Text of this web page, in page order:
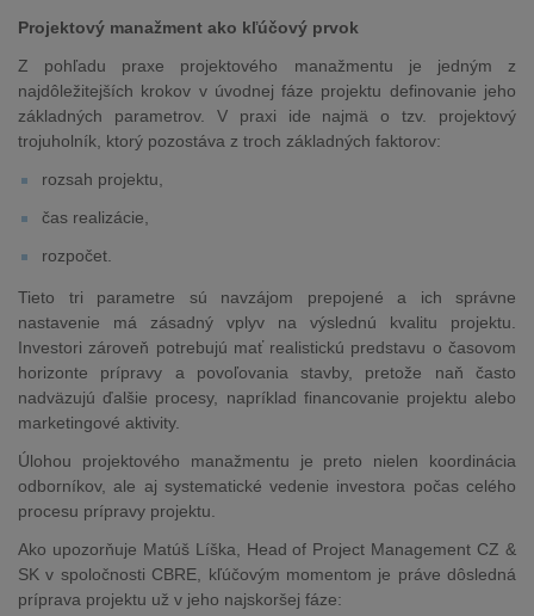
Projektový manažment ako kľúčový prvok
Z pohľadu praxe projektového manažmentu je jedným z
najdôležitejších krokov v úvodnej fáze projektu definovanie jeho
základných parametrov. V praxi ide najmä o tzv. projektový
trojuholník, ktorý pozostáva z troch základných faktorov:
rozsah projektu,
čas realizácie,
rozpočet.
Tieto tri parametre sú navzájom prepojené a ich správne
nastavenie má zásadný vplyv na výslednú kvalitu projektu.
Investori zároveň potrebujú mať realistickú predstavu o časovom
horizonte prípravy a povoľovania stavby, pretože naň často
nadväzujú ďalšie procesy, napríklad financovanie projektu alebo
marketingové aktivity.
Úlohou projektového manažmentu je preto nielen koordinácia
odborníkov, ale aj systematické vedenie investora počas celého
procesu prípravy projektu.
Ako upozorňuje Matúš Líška, Head of Project Management CZ &
SK v spoločnosti CBRE, kľúčovým momentom je práve dôsledná
príprava projektu už v jeho najskoršej fáze: